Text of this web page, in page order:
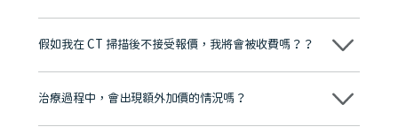
維港口腔踐行「醫道濟世」的大學校訓，各分院匯聚來自香港、內地的
牌」、「2025香港企業領袖品牌」，是諾貝爾種植系統全球放心植牙中
至今已服務超過三十個國家和地區的顧客，受到粵港澳大灣區及周邊城
市市民極高的口碑評價及信任推薦 珠海、深圳設有八大分院，香港亦設
有咨詢及服務保障中心，有任何問題都可以隨時預約免費咨詢，讓人十
假如我在 CT 掃描後不接受報價，我將會被收費嗎？？
不會！只要未開始實際服務之前，你不會被收取任何費用。
治療過程中，會出現額外加價的情況嗎？
不會，治療前我們會詳細說明治療方案及對應的價錢，顧客同意並簽字